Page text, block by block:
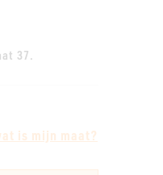
37.
is mijn maat?